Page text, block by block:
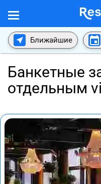
Ближайшие
Банкетные
отдельным